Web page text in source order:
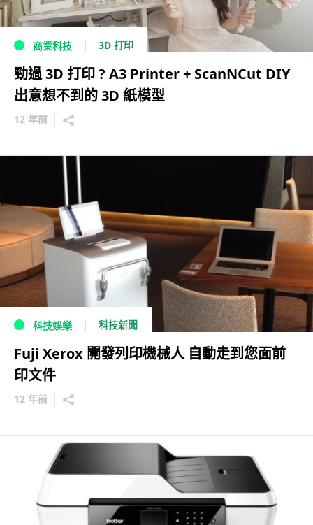
商業科技 3D 打印
勁過 3D 打印 ? A3 Printer + ScanNCut DIY
出意想不到的 3D 紙模型
12 年前
科技娛樂 科技新聞
Fuji Xerox 開發列印機械人 自動走到您面前
印文件
12 年前